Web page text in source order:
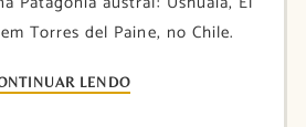
Torres del Paine, no Chile.
LENDO